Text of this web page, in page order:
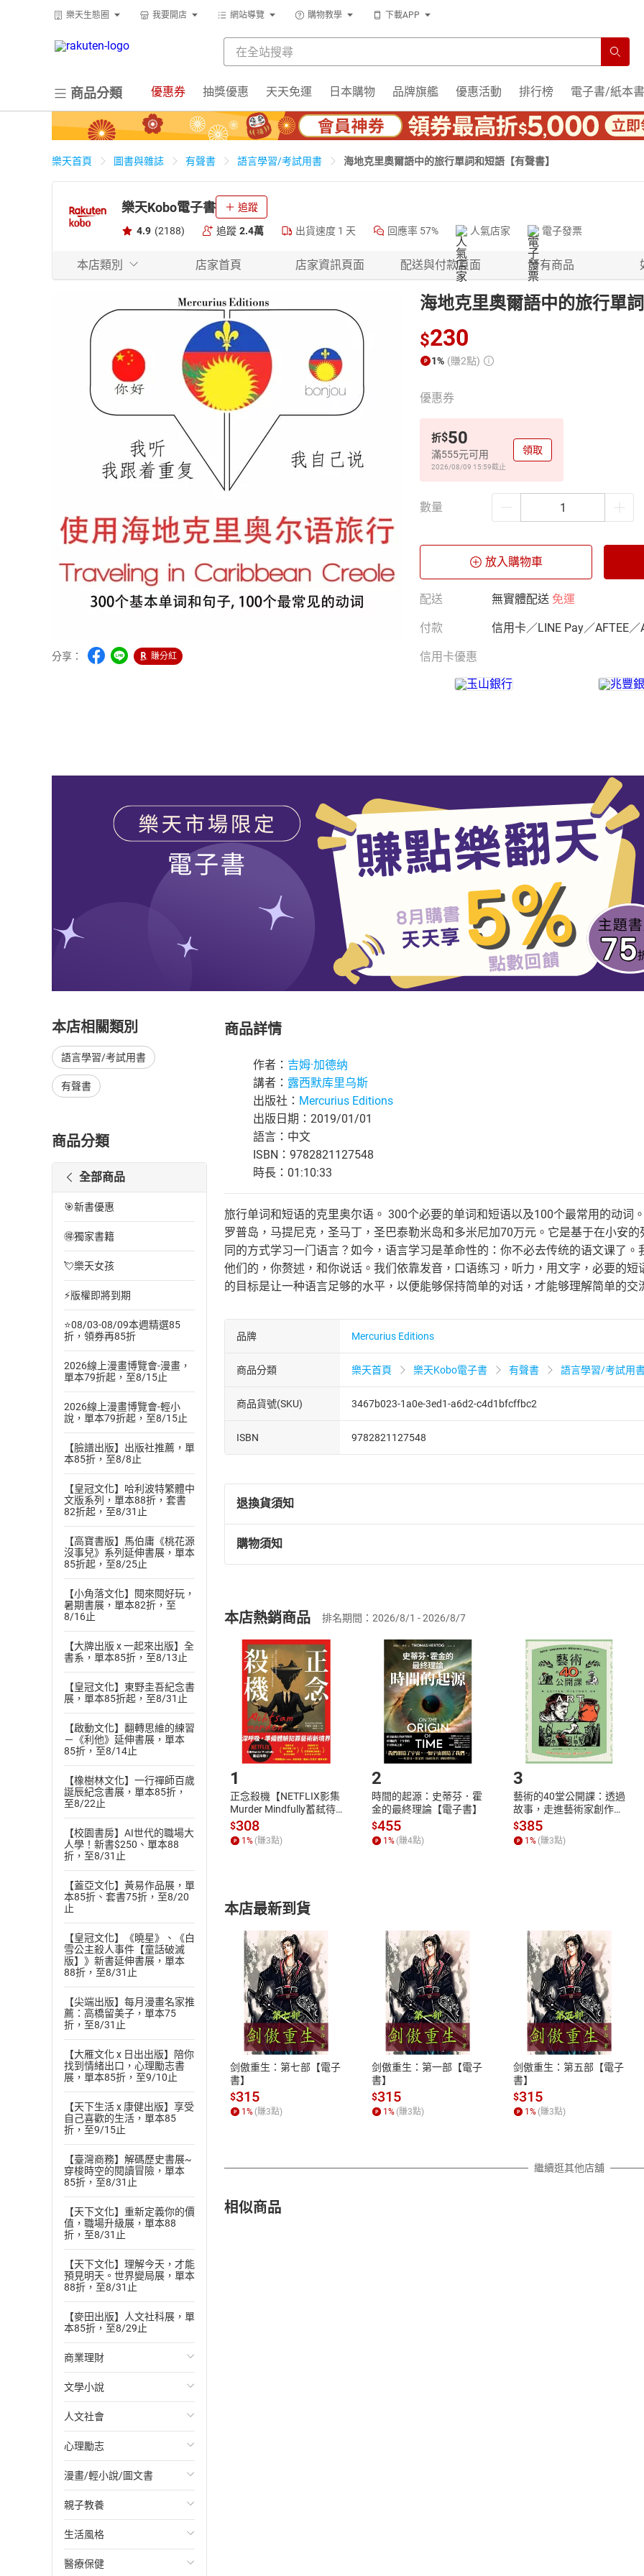
樂天生態圈 我要開店 網站導覽 購物教學 下載APP
商品分類 優惠券 抽獎優惠 天天免運 日本購物 品牌旗艦 優惠活動 排行榜 電子書/紙本書
樂天首頁 圖書與雜誌 有聲書 語言學習/考試用書 海地克里奧爾語中的旅行單詞和短語【有聲書】
樂天Kobo電子書 追蹤
4.9 (2188) 追蹤 2.4萬 出貨速度 1 天 回應率 57% 人氣店家 電子發票
本店類別 店家首頁 店家資訊頁面 配送與付款頁面 所有商品
分享： 賺分紅
海地克里奧爾語中的旅行單
$230
1% (賺2點)
優惠券
折$50
滿555元可用
2026/08/09 15:59截止
領取
數量
放入購物車
配送 無實體配送 免運
付款 信用卡／LINE Pay／AFTEE／
信用卡優惠
本店相關類別
語言學習/考試用書
有聲書
商品分類
全部商品
🎯新書優惠
🉐獨家書籍
💘樂天女孩
⚡版權即將到期
⭐08/03-08/09本週精選85
折，領券再85折
2026線上漫畫博覽會-漫畫，
單本79折起，至8/15止
2026線上漫畫博覽會-輕小
說，單本79折起，至8/15止
【臉譜出版】出版社推薦，單
本85折，至8/8止
【皇冠文化】哈利波特繁體中
文版系列，單本88折，套書
82折起，至8/31止
【高寶書版】馬伯庸《桃花源
沒事兒》系列延伸書展，單本
85折起，至8/25止
【小角落文化】閱來閱好玩，
暑期書展，單本82折，至
8/16止
【大牌出版 x 一起來出版】全
書系，單本85折，至8/13止
【皇冠文化】東野圭吾紀念書
展，單本85折起，至8/31止
【啟動文化】翻轉思維的練習
－《利他》延伸書展，單本
85折，至8/14止
【橡樹林文化】一行禪師百歲
誕辰紀念書展，單本85折，
至8/22止
【校園書房】AI世代的職場大
人學！新書$250、單本88
折，至8/31止
【蓋亞文化】黃易作品展，單
本85折、套書75折，至8/20
止
【皇冠文化】《曉星》、《白
雪公主殺人事件【童話破滅
版】》新書延伸書展，單本
88折，至8/31止
【尖端出版】每月漫畫名家推
薦：高橋留美子，單本75
折，至8/31止
【大雁文化 x 日出出版】陪你
找到情緒出口，心理勵志書
展，單本85折，至9/10止
【天下生活 x 康健出版】享受
自己喜歡的生活，單本85
折，至9/15止
【臺灣商務】解碼歷史書展~
穿梭時空的閱讀冒險，單本
85折，至8/31止
【天下文化】重新定義你的價
值，職場升級展，單本88
折，至8/31止
【天下文化】理解今天，才能
預見明天。世界變局展，單本
88折，至8/31止
【麥田出版】人文社科展，單
本85折，至8/29止
商業理財
投資理財
經濟/趨勢
財務/金融
管理/領導
職場工作術
成功法
行銷/廣告
文學小說
歐美文學
日本文學
韓國文學
華文文學
經典文學
成長/家庭生活小說
人文社會
國際關係
政治
社會科學
台灣/中國歷史
日/韓歷史
心理勵志
心靈成長/情緒
人際關係
兩性關係
心理學
漫畫/輕小說/圖文書
輕小說
奇幻/科幻
愛情故事
親子教養
教育現場
兒童文學/故事
生活風格
飲食/食譜
醫療保健
商品詳情
作者： 吉姆·加德纳
講者： 露西默库里乌斯
出版社： Mercurius Editions
出版日期：2019/01/01
語言：中文
ISBN：9782821127548
時長：01:10:33
旅行单词和短语的克里奥尔语。 300个必要的单词和短语以及100个最常用的动词
罗普岛，马提尼克，圣马丁，圣巴泰勒米岛和多米尼加70万元。它是基于在小安
同的方式学习一门语言？如今，语言学习是革命性的：你不必去传统的语文课了
他们的，你赘述，和你说话。我们依靠发音，口语练习，听力，用文字，必要的
的目标是让一种语言足够的水平，以便能够保持简单的对话，才能够理解简单的
品牌 Mercurius Editions
商品分類 樂天首頁 樂天Kobo電子書 有聲書 語言學習/考試用
商品貨號(SKU) 3467b023-1a0e-3ed1-a6d2-c4d1bfcffbc2
ISBN 9782821127548
退換貨須知
退換貨規定：
(一)依消費者保護法第19條第1項後段暨通訊交易解除權合理例外情事適用
(二)消費者訂購本店鋪之商品即代表知悉本店鋪所銷售之商品為電子書，
且已下載/存取電子書，不得請求退貨退款。
退貨方式：您欲取消訂單或辦理退貨時，請登入樂天市場，並於「我的訂單
貨」，本店鋪將依您的申請進行審核，待審核通過後將為您辦理退款事宜。
請注意，樂天市場須以整筆訂單為單位進行取消/退貨，恕無法以單支商品取
購物須知
挑選商品
Choose
放入購物車
Shopping cart
登入帳號
Login
購書後，如何開始使用？
Step1.選擇閱讀載具 Step2.登入
付款方式
ATM轉帳、信用卡、LINE PAY、AFTEE
退換貨規範
本店是否提供消費者保護法七日猶
之權利，遽消費者保護法及通訊交
除權合理例外情事適用準則，依商
質各有不同規定。詳細退換貨說明
照各商品說明。
本店熱銷商品 排名期間：2026/8/1 - 2026/8/7
1
正念殺機【NETFLIX影集
Murder Mindfully蓄弒待
發】【電子書】
$308
1 % (賺3點)
2
時間的起源：史蒂芬．霍
金的最終理論【電子書】
$455
1 % (賺4點)
3
藝術的40堂公開課：透過
故事，走進藝術家創作現
場，看藝術如何誕生、如
何形塑人類生活【電子
書】
$385
1 % (賺3點)
本店最新到貨
剑傲重生：第七部【電子
書】
$315
1 % (賺3點)
剑傲重生：第一部【電子
書】
$315
1 % (賺3點)
剑傲重生：第五部【電子
書】
$315
1 % (賺3點)
繼續逛其他店舖
相似商品